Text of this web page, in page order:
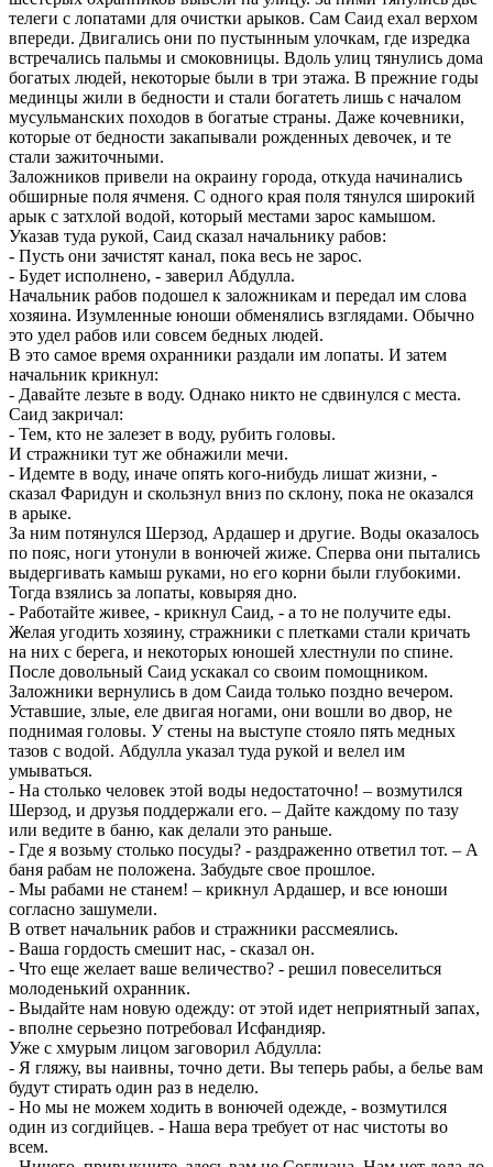
телеги с лопатами для очистки арыков. Сам Саид ехал верхом
впереди. Двигались они по пустынным улочкам, где изредка
встречались пальмы и смоковницы. Вдоль улиц тянулись дома
богатых людей, некоторые были в три этажа. В прежние годы
мединцы жили в бедности и стали богатеть лишь с началом
мусульманских походов в богатые страны. Даже кочевники,
которые от бедности закапывали рожденных девочек, и те
стали зажиточными.
Заложников привели на окраину города, откуда начинались
обширные поля ячменя. С одного края поля тянулся широкий
арык с затхлой водой, который местами зарос камышом.
Указав туда рукой, Саид сказал начальнику рабов:
- Пусть они зачистят канал, пока весь не зарос.
- Будет исполнено, - заверил Абдулла.
Начальник рабов подошел к заложникам и передал им слова
хозяина. Изумленные юноши обменялись взглядами. Обычно
это удел рабов или совсем бедных людей.
В это самое время охранники раздали им лопаты. И затем
начальник крикнул:
- Давайте лезьте в воду. Однако никто не сдвинулся с места.
Саид закричал:
- Тем, кто не залезет в воду, рубить головы.
И стражники тут же обнажили мечи.
- Идемте в воду, иначе опять кого-нибудь лишат жизни, -
сказал Фаридун и скользнул вниз по склону, пока не оказался
в арыке.
За ним потянулся Шерзод, Ардашер и другие. Воды оказалось
по пояс, ноги утонули в вонючей жиже. Сперва они пытались
выдергивать камыш руками, но его корни были глубокими.
Тогда взялись за лопаты, ковыряя дно.
- Работайте живее, - крикнул Саид, - а то не получите еды.
Желая угодить хозяину, стражники с плетками стали кричать
на них с берега, и некоторых юношей хлестнули по спине.
После довольный Саид ускакал со своим помощником.
Заложники вернулись в дом Саида только поздно вечером.
Уставшие, злые, еле двигая ногами, они вошли во двор, не
поднимая головы. У стены на выступе стояло пять медных
тазов с водой. Абдулла указал туда рукой и велел им
умываться.
- На столько человек этой воды недостаточно! – возмутился
Шерзод, и друзья поддержали его. – Дайте каждому по тазу
или ведите в баню, как делали это раньше.
- Где я возьму столько посуды? - раздраженно ответил тот. – А
баня рабам не положена. Забудьте свое прошлое.
- Мы рабами не станем! – крикнул Ардашер, и все юноши
согласно зашумели.
В ответ начальник рабов и стражники рассмеялись.
- Ваша гордость смешит нас, - сказал он.
- Что еще желает ваше величество? - решил повеселиться
молоденький охранник.
- Выдайте нам новую одежду: от этой идет неприятный запах,
- вполне серьезно потребовал Исфандияр.
Уже с хмурым лицом заговорил Абдулла:
- Я гляжу, вы наивны, точно дети. Вы теперь рабы, а белье вам
будут стирать один раз в неделю.
- Но мы не можем ходить в вонючей одежде, - возмутился
один из согдийцев. - Наша вера требует от нас чистоты во
всем.